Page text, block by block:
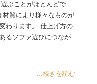
ぶことがほとんどで
材質により様々なものが
わります。 仕上げ方の
るソファ選びにつなが
...続きを読む